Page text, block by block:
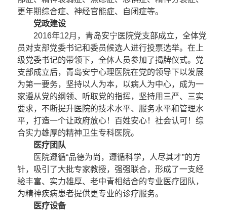
更年期综合症、神经官能症、自闭症等。
党政建设
2016年12月，青岛安宁医院党支部成立，全体党
员对支部党委书记和委员候选人进行投票选举。在上
级党委书记的带领下，全体人员参加了揭牌仪式。党
支部成立后，青岛安宁心理医院在党的领导下以发展
为第一要务，坚持以人为本，以病人为中心，成为一
家遵从党的纲领、听取党的指挥，坚持用三严、三实
要求，不断提升医院的技术水平、服务水平和管理水
平，打造一个让政府放心！百姓安心！社会认可！综
合实力雄厚的精神卫生专科医院。
医疗团队
医院遵循“品德为尚，遵循科学，人尽其才”的方
针，吸引了大批专家教授，强强联合，形成了一支经
验丰富、实力雄厚、老中青相结合的专业医疗团队，
为精神疾病患者提供更专业的诊疗服务。
医疗设备